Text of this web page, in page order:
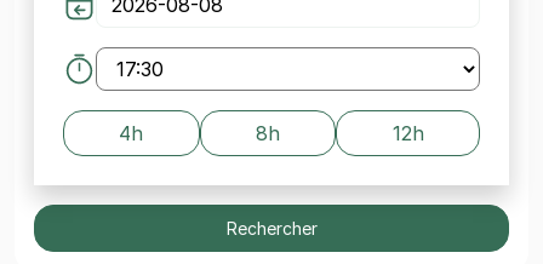
4h 8h 12h
Rechercher